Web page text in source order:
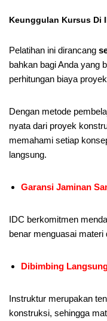
Keunggulan Kursus Di
Pelatihan ini dirancang
bahkan bagi Anda yang
perhitungan biaya
Dengan metode
nyata dari proyek
memahami setiap
langsung.
Garansi Jaminan
IDC berkomitmen
benar menguasai
Dibimbing
Instruktur merupakan
konstruksi, sehingga